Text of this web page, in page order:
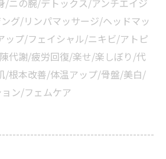
/ニの腕/デトックス/アンチエイジ
グ/リンパマッサージ/ヘッドマッ
ップ/フェイシャル/ニキビ/アトピ
代謝/疲労回復/楽せ/楽しぼり/代
/根本改善/体温アップ/骨盤/美白/
ン/フェムケア